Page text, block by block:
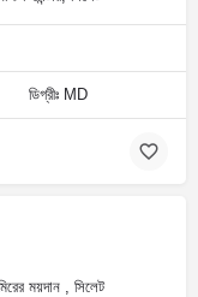
ডিগ্রীঃ MD
ময়দান , সিলেট